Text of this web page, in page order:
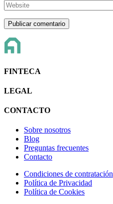
FINTECA
LEGAL
CONTACTO
Sobre nosotros
Blog
Preguntas frecuentes
Contacto
Condiciones de contratación
Política de Privacidad
Política de Cookies